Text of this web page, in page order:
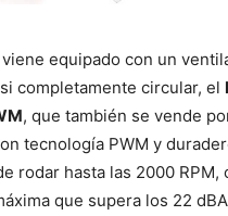
viene equipado con un
completamente circular, el
, que también se vende
tecnología PWM y
rodar hasta las 2000 RPM,
que supera los 22